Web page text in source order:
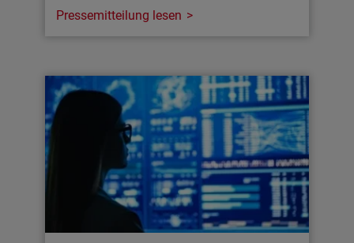
Pressemitteilung lesen